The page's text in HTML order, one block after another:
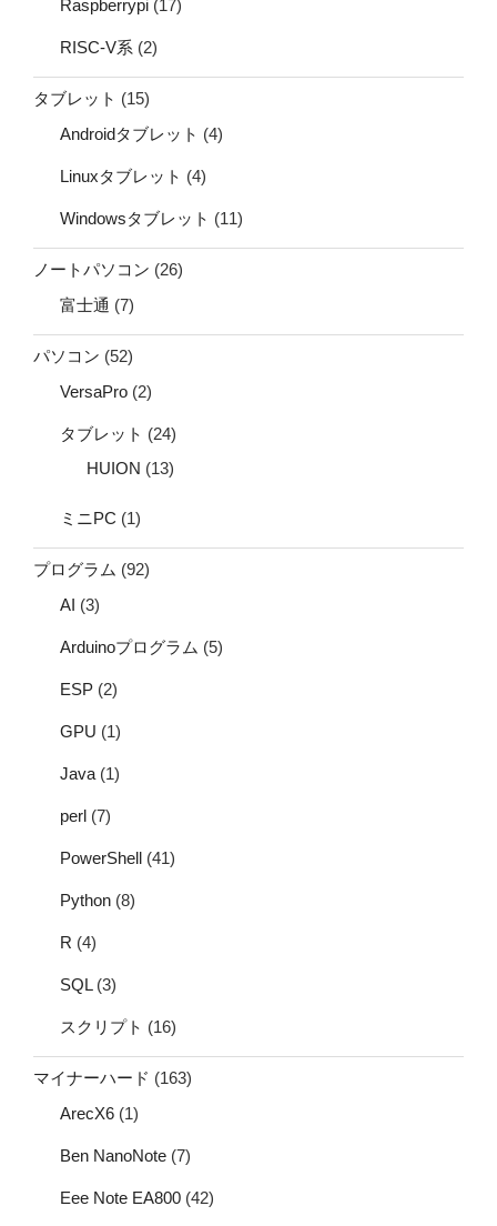
Raspberrypi (17)
RISC-V系 (2)
タブレット (15)
Androidタブレット (4)
Linuxタブレット (4)
Windowsタブレット (11)
ノートパソコン (26)
富士通 (7)
パソコン (52)
VersaPro (2)
タブレット (24)
HUION (13)
ミニPC (1)
プログラム (92)
AI (3)
Arduinoプログラム (5)
ESP (2)
GPU (1)
Java (1)
perl (7)
PowerShell (41)
Python (8)
R (4)
SQL(3)
スクリプト (16)
マイナーハード (163)
ArecX6 (1)
Ben NanoNote (7)
Eee Note EA800 (42)